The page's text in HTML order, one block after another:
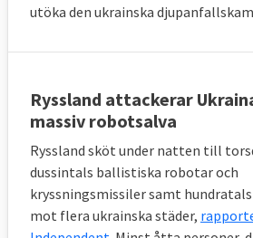
utöka den ukrainska
Ryssland attackerar
massiv robotsalva
Ryssland sköt under natten till
dussintals ballistiska robotar och
kryssningsmissiler samt
mot flera ukrainska städer,